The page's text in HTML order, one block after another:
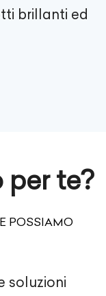
brillanti ed
te?
POSSIAMO
soluzioni